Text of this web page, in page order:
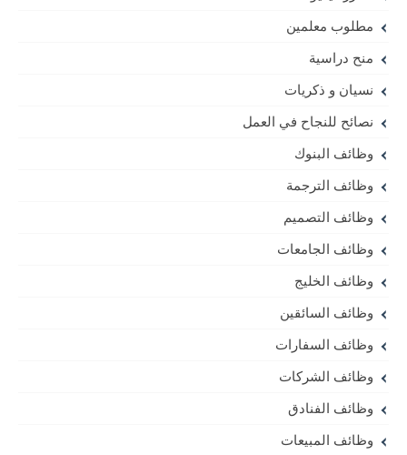
مطلوب معلمين
منح دراسية
نسيان و ذكريات
نصائح للنجاح في العمل
وظائف البنوك
وظائف الترجمة
وظائف التصميم
وظائف الجامعات
وظائف الخليج
وظائف السائقين
وظائف السفارات
وظائف الشركات
وظائف الفنادق
وظائف المبيعات